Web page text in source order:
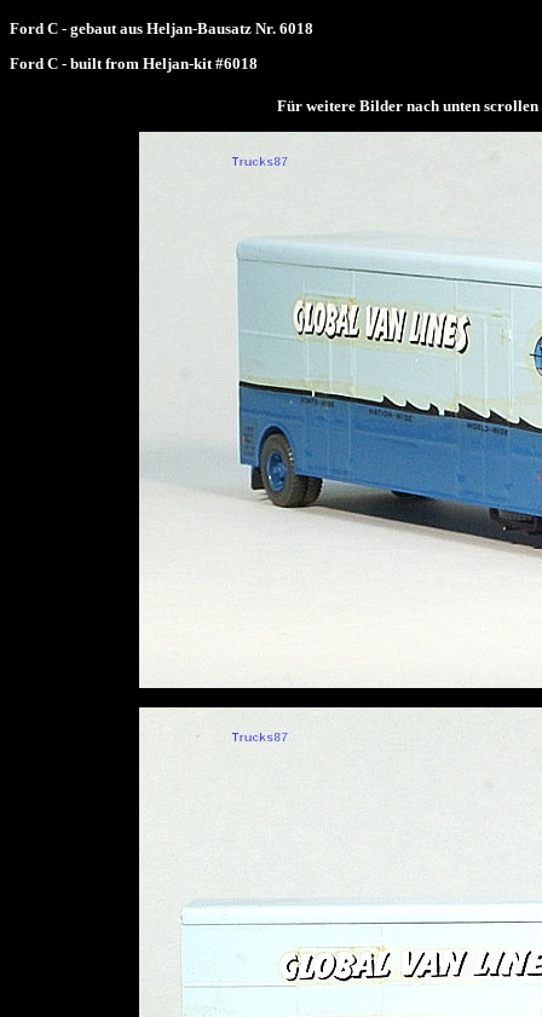
Ford C - gebaut aus Heljan-Bausatz Nr. 6018
Ford C - built from Heljan-kit #6018
Für weitere Bilder nach unten